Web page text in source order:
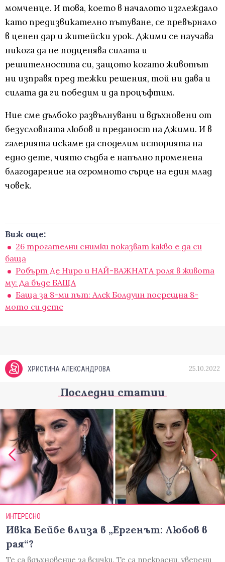
момченце. И това, което в началото изглеждало
като предизвикателно пътуване, се превърнало
в ценен дар и житейски урок. Джими се научава
никога да не подценява силата и
решителността си, защото когато животът
ни изправя пред тежки решения, той ни дава и
силата да ги победим и да процъфтим.
Ние сме дълбоко развълнувани и вдъхновени от
безусловната любов и преданост на Джими. И в
галерията искаме да споделим историята на
едно дете, чиято съдба е напълно променена
благодарение на огромното сърце на един млад
човек.
Виж още:
26 трогателни снимки показват какво е да си
баща
Робърт Де Ниро и НАЙ-ВАЖНАТА роля в живота
му: Да бъде БАЩА
Баща за 8-ми път: Алек Болдуин посрещна 8-
мото си дете
ХРИСТИНА АЛЕКСАНДРОВА 25.10.2022
Последни статии
ИНТЕРЕСНО
Ивка Бейбе влиза в „Ергенът: Любов в
рая“?
Те са вдъхновение за всички. Те са прекрасни, уверени